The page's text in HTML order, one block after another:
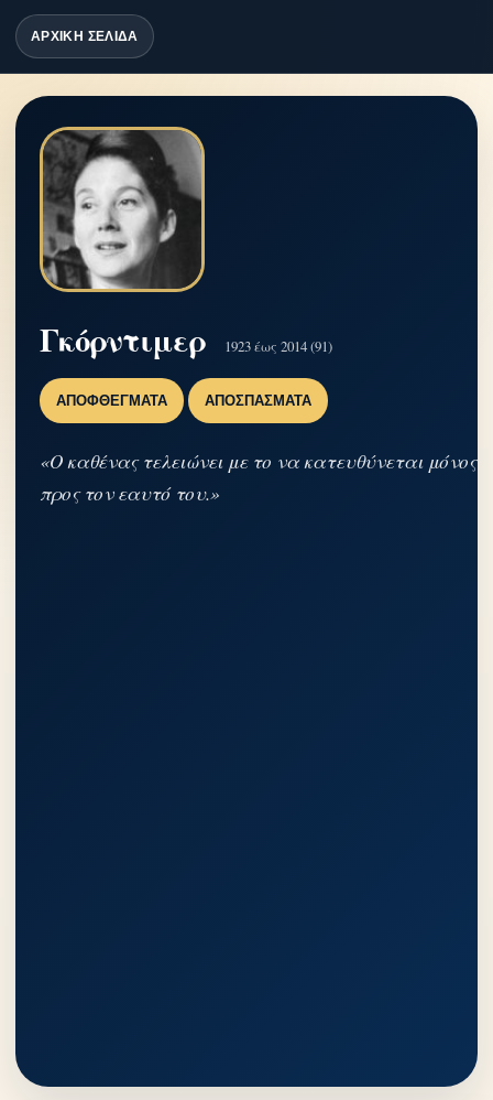
ΑΡΧΙΚΗ ΣΕΛΙΔΑ
Γκόρντιμερ 1923 έως 2014 (91)
ΑΠΟΦΘΈΓΜΑΤΑ ΑΠΟΣΠΆΣΜΑΤΑ
«Ο καθένας τελειώνει με το να κατευθύνεται μόνος
προς τον εαυτό του.»